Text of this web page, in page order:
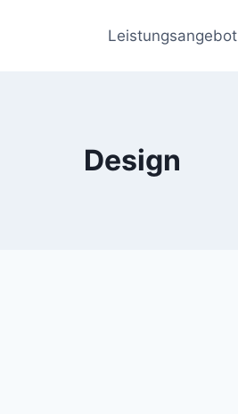
Leistungsangebot
Design